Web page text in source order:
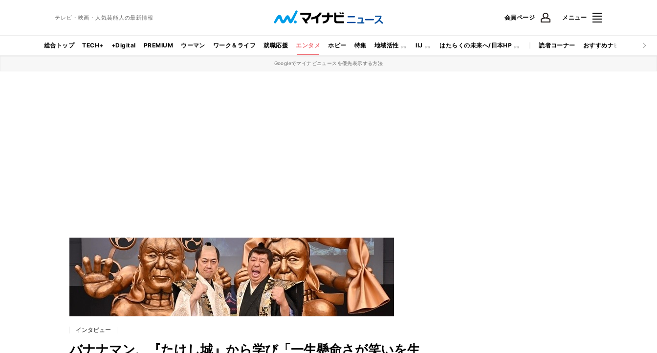
テレビ・映画・人気芸能人の最新情報 会員ページ メニュー
総合トップ TECH+ +Digital PREMIUM ウーマン ワーク＆ライフ 就職応援 エンタメ ホビー 特集 地域活性 IIJ はたらくの未来へ/日本HP 読者コーナー おすすめナビ マイナビ
Googleでマイナビニュースを優先表示する方法
インタビュー
バナナマン、『たけし城』から学び「一生懸命さが笑いを生